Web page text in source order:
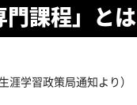
門課程」とは
涯学習政策局通知より）